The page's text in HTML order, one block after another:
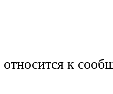
относится к